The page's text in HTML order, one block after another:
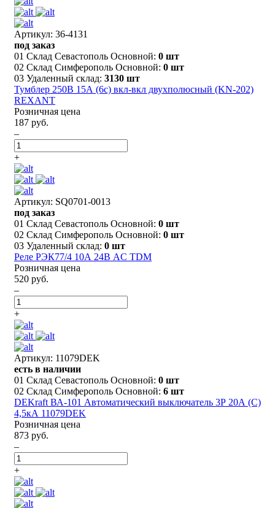
Артикул: 36-4131
под заказ
01 Склад Севастополь Основной: 0 шт
02 Склад Симферополь Основной: 0 шт
03 Удаленный склад: 3130 шт
Тумблер 250В 15А (6c) вкл-вкл двухполюсный (KN-202)
REXANT
Розничная цена
187 руб.
–
+
Артикул: SQ0701-0013
под заказ
01 Склад Севастополь Основной: 0 шт
02 Склад Симферополь Основной: 0 шт
03 Удаленный склад: 0 шт
Реле РЭК77/4 10А 24В AC TDM
Розничная цена
520 руб.
–
+
Артикул: 11079DEK
есть в наличии
01 Склад Севастополь Основной: 0 шт
02 Склад Симферополь Основной: 6 шт
DEKraft ВА-101 Автоматический выключатель 3Р 20А (C)
4,5кА 11079DEK
Розничная цена
873 руб.
–
+